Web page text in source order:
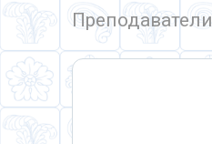
Преподаватели